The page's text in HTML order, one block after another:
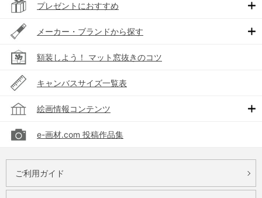
プレゼントにおすすめ
メーカー・ブランドから探す
額装しよう！ マット窓抜きのコツ
キャンバスサイズ一覧表
絵画情報コンテンツ
e-画材.com 投稿作品集
ご利用ガイド